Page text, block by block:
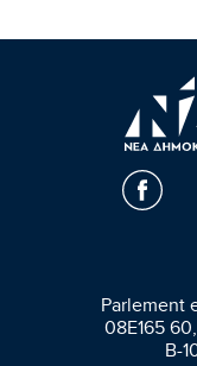
Parlement
08E165
B-